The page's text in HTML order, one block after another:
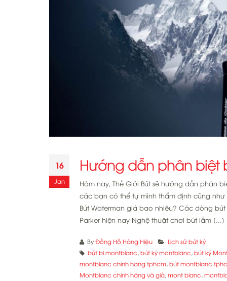
đâu?
16
Jan
Hướng dẫn phân biệt
Hôm nay, Thế Giới Bút sẽ hướng dẫn phân
các bạn có thể tự mình thẩm định cũng như
Bút Waterman giá bao nhiêu? Các dòng
Parker hiện nay Nghệ thuật chơi bút lắm [...]
By Đồng Hồ Hàng Hiệu
Lịch sử bút ký
bút bi montblanc bút ký montblanc bút ký
montblanc chính hãng tphcm bút montblanc
Montblanc chính hãng và giả mont blanc